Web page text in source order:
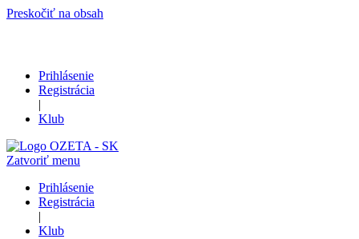
Preskočiť na obsah
Prihlásenie
Registrácia
|
Klub
Zatvoriť menu
Prihlásenie
Registrácia
|
Klub